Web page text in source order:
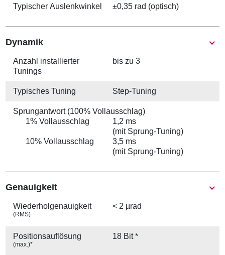
Typischer Auslenkwinkel ±0,35 rad (optisch)
Show
Dynamik
Anzahl installierter
Tunings
bis zu 3
Typisches Tuning Step-Tuning
Sprungantwort (100% Vollausschlag)
1% Vollausschlag
1,2 ms
(mit Sprung-Tuning)
10% Vollausschlag
3,5 ms
(mit Sprung-Tuning)
Genauigkeit
Wiederhol­genauigkeit
(RMS)
< 2 µrad
Positions­auflösung
(max.)*
18 Bit *